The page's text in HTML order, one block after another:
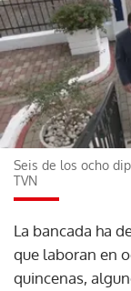
Seis de los ocho
TVN
La bancada ha
que laboran en
quincenas,